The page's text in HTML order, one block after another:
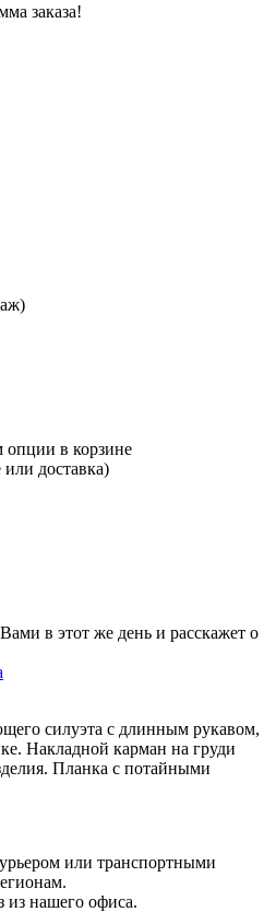
заказа!
опции в корзине
доставка)
в этот же день и расскажет о
силуэта с длинным рукавом,
Накладной карман на груди
Планка с потайными
или транспортными
из нашего офиса.